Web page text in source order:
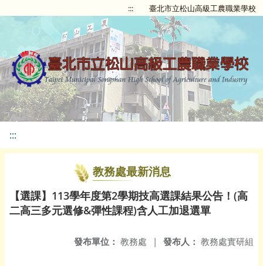
::: 臺北市立松山高級工農職業學校
:::
教務處最新消息
【選課】113學年度第2學期技高選課結果公告！(高
二高三多元選修&彈性課程)含人工加退選單
發布人： 教務處實研組
發布單位： 教務處 |